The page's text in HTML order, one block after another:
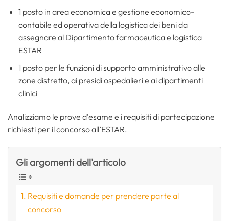
1 posto in area economica e gestione economico-
contabile ed operativa della logistica dei beni da
assegnare al Dipartimento farmaceutica e logistica
ESTAR
1 posto per le funzioni di supporto amministrativo alle
zone distretto, ai presidi ospedalieri e ai dipartimenti
clinici
Analizziamo le prove d’esame e i requisiti di partecipazione
richiesti per il concorso all’ESTAR.
Gli argomenti dell'articolo
Requisiti e domande per prendere parte al
concorso